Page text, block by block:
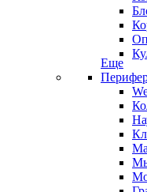
Еще